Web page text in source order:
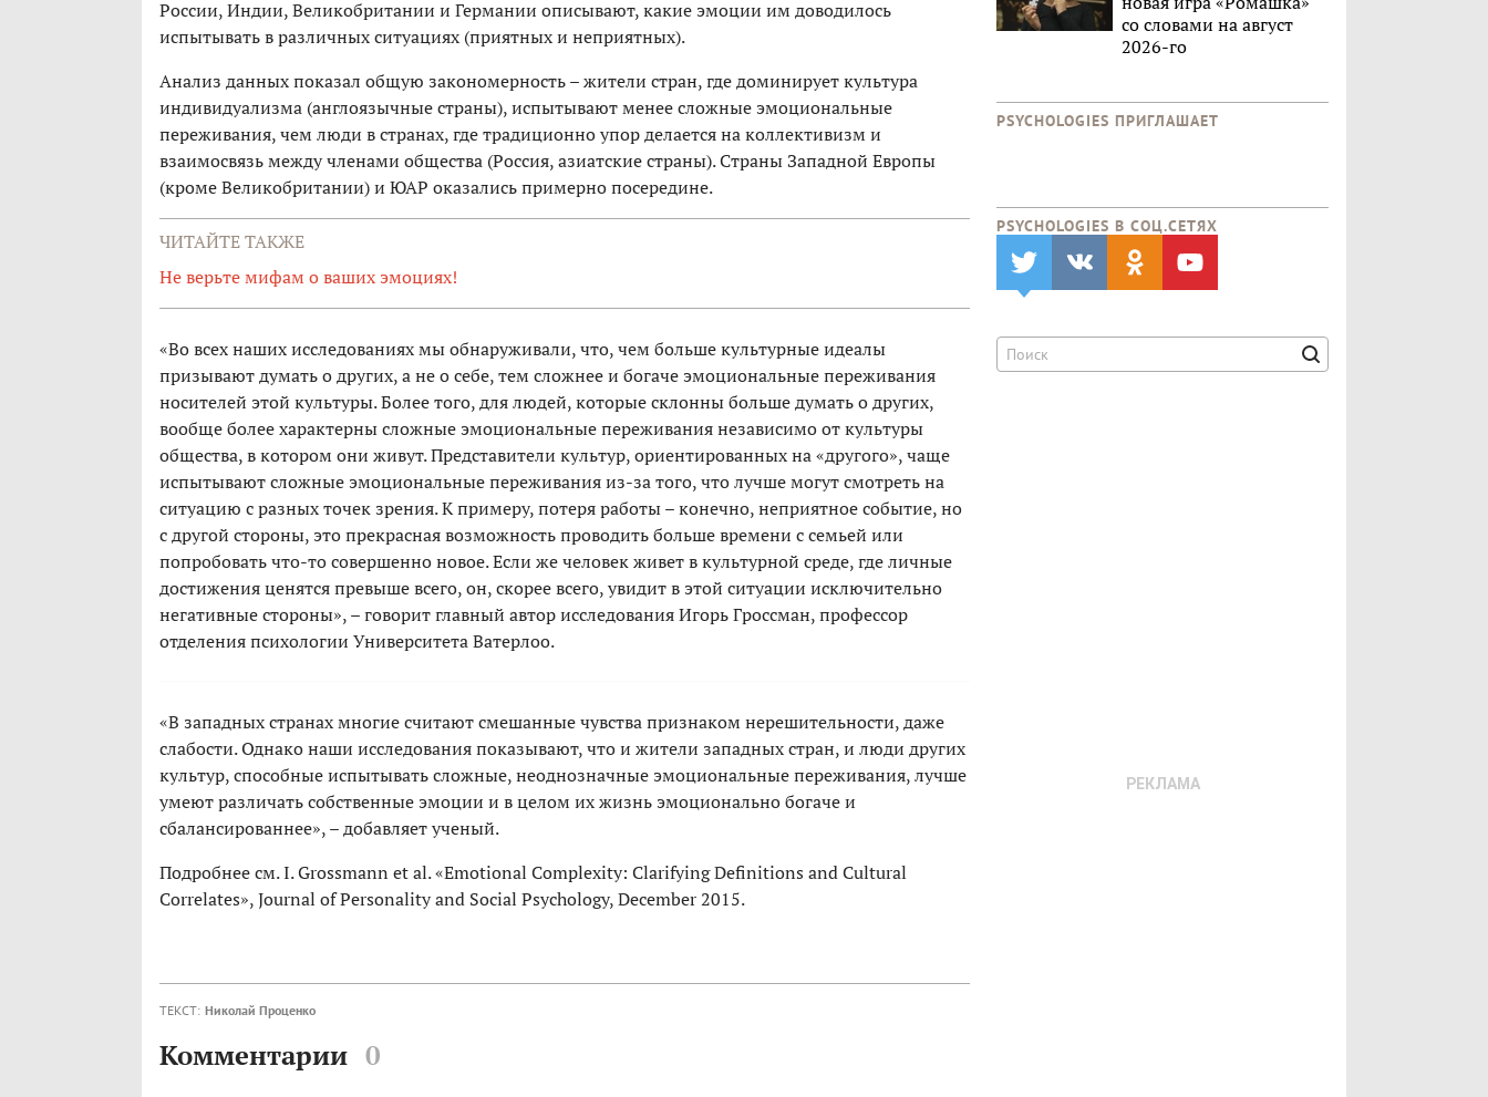
России, Индии, Великобритании и Германии описывают, какие эмоции им доводилось
испытывать в различных ситуациях (приятных и неприятных).
Анализ данных показал общую закономерность – жители стран, где доминирует культура
индивидуализма (англоязычные страны), испытывают менее сложные эмоциональные
переживания, чем люди в странах, где традиционно упор делается на коллективизм и
взаимосвязь между членами общества (Россия, азиатские страны). Страны Западной Европы
(кроме Великобритании) и ЮАР оказались примерно посередине.
ЧИТАЙТЕ ТАКЖЕ
Не верьте мифам о ваших эмоциях!
«Во всех наших исследованиях мы обнаруживали, что, чем больше культурные идеалы
призывают думать о других, а не о себе, тем сложнее и богаче эмоциональные переживания
носителей этой культуры. Более того, для людей, которые склонны больше думать о других,
вообще более характерны сложные эмоциональные переживания независимо от культуры
общества, в котором они живут. Представители культур, ориентированных на «другого», чаще
испытывают сложные эмоциональные переживания из-за того, что лучше могут смотреть на
ситуацию с разных точек зрения. К примеру, потеря работы – конечно, неприятное событие, но
с другой стороны, это прекрасная возможность проводить больше времени с семьей или
попробовать что-то совершенно новое. Если же человек живет в культурной среде, где личные
достижения ценятся превыше всего, он, скорее всего, увидит в этой ситуации исключительно
негативные стороны», – говорит главный автор исследования Игорь Гроссман, профессор
отделения психологии Университета Ватерлоо.
«В западных странах многие считают смешанные чувства признаком нерешительности, даже
слабости. Однако наши исследования показывают, что и жители западных стран, и люди других
культур, способные испытывать сложные, неоднозначные эмоциональные переживания, лучше
умеют различать собственные эмоции и в целом их жизнь эмоционально богаче и
сбалансированнее», – добавляет ученый.
Подробнее см. I. Grossmann et al. «Emotional Complexity: Clarifying Definitions and Cultural
Correlates», Journal of Personality and Social Psychology, December 2015.
ТЕКСТ: Николай Проценко
Комментарии 0
со словами на август
2026-го
PSYCHOLOGIES ПРИГЛАШАЕТ
PSYCHOLOGIES В CОЦ.СЕТЯХ